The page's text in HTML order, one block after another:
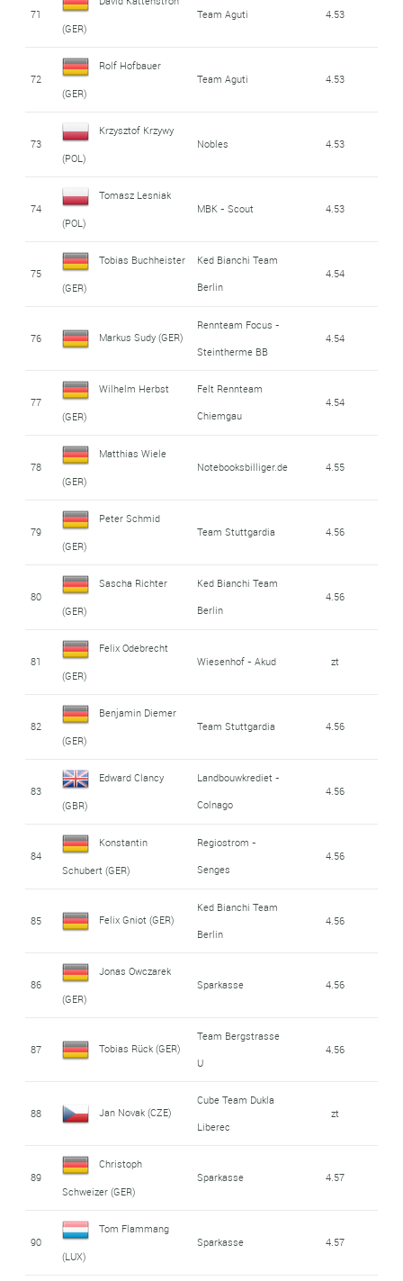
71
(GER)
Team Aguti 4.53
72
Rolf Hofbauer
(GER)
Team Aguti 4.53
73
Krzysztof Krzywy
(POL)
Nobles 4.53
74
Tomasz Lesniak
(POL)
MBK - Scout 4.53
75
Tobias Buchheister
(GER)
Ked Bianchi Team
Berlin
4.54
76 Markus Sudy (GER)
Rennteam Focus -
Steintherme BB
4.54
77
Wilhelm Herbst
(GER)
Felt Rennteam
Chiemgau
4.54
78
Matthias Wiele
(GER)
Notebooksbilliger.de 4.55
79
Peter Schmid
(GER)
Team Stuttgardia 4.56
80
Sascha Richter
(GER)
Ked Bianchi Team
Berlin
4.56
81
Felix Odebrecht
(GER)
Wiesenhof - Akud zt
82
Benjamin Diemer
(GER)
Team Stuttgardia 4.56
83
Edward Clancy
(GBR)
Landbouwkrediet -
Colnago
4.56
84
Konstantin
Schubert (GER)
Regiostrom -
Senges
4.56
85 Felix Gniot (GER)
Ked Bianchi Team
Berlin
4.56
86
Jonas Owczarek
(GER)
Sparkasse 4.56
87 Tobias Rück (GER)
Team Bergstrasse
U
4.56
88 Jan Novak (CZE)
Cube Team Dukla
Liberec
zt
89
Christoph
Schweizer (GER)
Sparkasse 4.57
90
Tom Flammang
(LUX)
Sparkasse 4.57